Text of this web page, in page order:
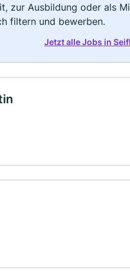
zur Ausbildung oder als
filtern und bewerben.
Jetzt alle Jobs in